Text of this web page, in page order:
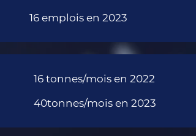
16 emplois en 2023
16 tonnes/mois en 2022
40tonnes/mois en 2023